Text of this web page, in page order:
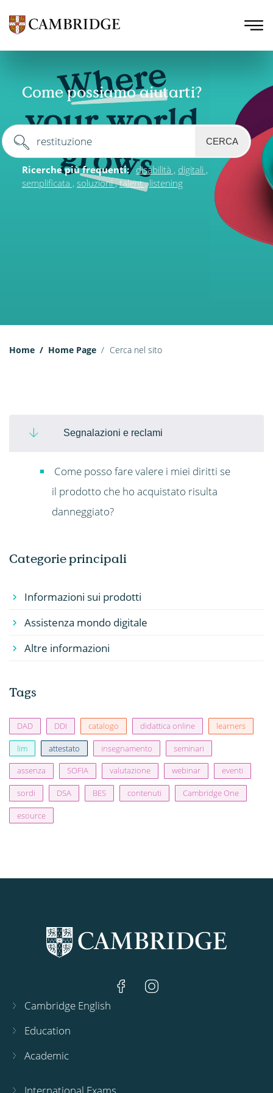
Come possiamo aiutarti?
CERCA
Ricerche più frequenti: disabilità
digitali
semplificata
soluzioni talent listening
Home Home Page Cerca nel sito
Categorie principali
Informazioni sui prodotti
Assistenza mondo digitale
Altre informazioni
Tags
DAD DDI catalogo didattica online learners
lim attestato insegnamento seminari
assenza SOFIA valutazione webinar eventi
sordi DSA BES contenuti Cambridge One
esource
Segnalazioni e reclami
Come posso fare valere i miei diritti se
il prodotto che ho acquistato risulta
danneggiato?
Cambridge English
Education
Academic